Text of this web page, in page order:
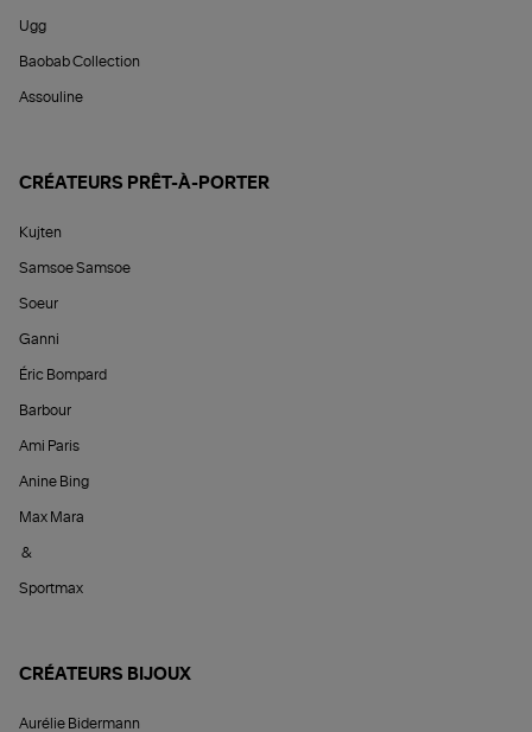
Ugg
Baobab Collection
Assouline
CRÉATEURS PRÊT-À-PORTER
Kujten
Samsoe Samsoe
Soeur
Ganni
Éric Bompard
Barbour
Ami Paris
Anine Bing
Max Mara
&
Sportmax
CRÉATEURS BIJOUX
Aurélie Bidermann